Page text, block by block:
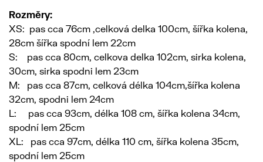
Rozměry:
XS: pas cca 76cm ,celková delka 100cm, šířka kolena,
28cm šířka spodní lem 22cm
S: pas cca 80cm, celkova delka 102cm, sirka kolena,
30cm, sirka spodni lem 23cm
M: pas cca 87cm, celková délka 104cm,šířka kolena
32cm, spodni lem 24cm
L: pas cca 93cm, délka 108 cm, šířka kolena 34cm,
spodní lem 25cm
XL: pas cca 97cm, délka 110 cm, šířka kolena 35cm,
spodní lem 25cm